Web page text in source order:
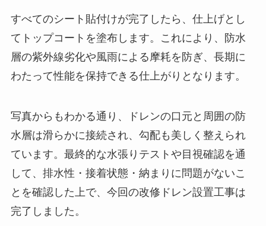
すべてのシート貼付けが完了したら、仕上げとし
てトップコートを塗布します。これにより、防水
層の紫外線劣化や風雨による摩耗を防ぎ、長期に
わたって性能を保持できる仕上がりとなります。
写真からもわかる通り、ドレンの口元と周囲の防
水層は滑らかに接続され、勾配も美しく整えられ
ています。最終的な水張りテストや目視確認を通
して、排水性・接着状態・納まりに問題がないこ
とを確認した上で、今回の改修ドレン設置工事は
完了しました。